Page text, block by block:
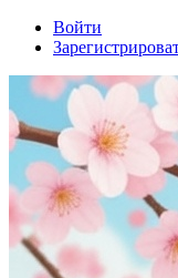
Войти